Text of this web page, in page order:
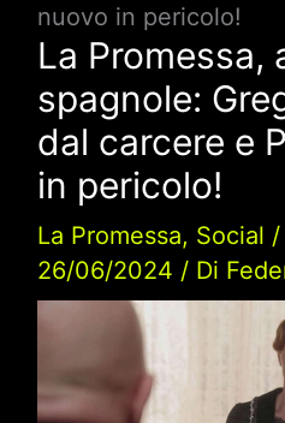
nuovo in pericolo!
La Promessa,
spagnole:
dal carcere e
in pericolo!
La Promessa, Social /
26/06/2024 / Di